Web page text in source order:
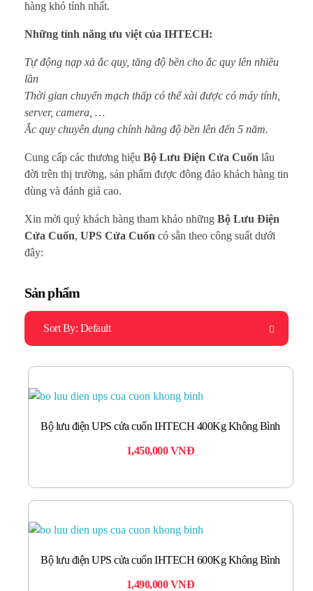
hàng khó tính nhất.
Những tính năng ưu việt của IHTECH:
Tự động nạp xả ắc quy, tăng độ bền cho ắc quy lên nhiều
lần
Thời gian chuyển mạch thấp có thể xài được có máy tính,
server, camera, …
Ắc quy chuyên dụng chính hãng độ bền lên đến 5 năm.
Cung cấp các thương hiệu Bộ Lưu Điện Cửa Cuốn lâu
đời trên thị trường, sản phẩm được đông đảo khách hàng tin
dùng và đánh giá cao.
Xin mời quý khách hàng tham khảo những Bộ Lưu Điện
Cửa Cuốn, UPS Cửa Cuốn có sẵn theo công suất dưới
đây:
Sản phẩm
Sort By: Default
Bộ lưu điện UPS cửa cuốn IHTECH 400Kg Không Bình
1,450,000VNĐ
Bộ lưu điện UPS cửa cuốn IHTECH 600Kg Không Bình
1,490,000VNĐ